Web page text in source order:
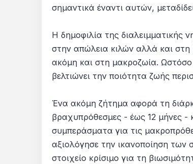
σημαντικά έναντι αυτών,
Η δημοφιλία της διαλειμματικής
στην απώλεια κιλών αλλά και στη
ακόμη και στη μακροζωία. Ωστόσο
βελτιώνει την ποιότητα ζωής
Ένα ακόμη ζήτημα αφορά τη
βραχυπρόθεσμες - έως 12 μήνες -
συμπεράσματα για τις
αξιολόγησε την ικανοποίηση
στοιχείο κρίσιμο για τη